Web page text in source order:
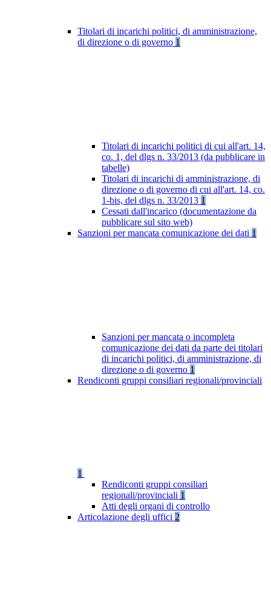
Titolari di incarichi politici, di amministrazione,
di direzione o di governo 1
Titolari di incarichi politici di cui all'art. 14,
co. 1, del dlgs n. 33/2013 (da pubblicare in
tabelle)
Titolari di incarichi di amministrazione, di
direzione o di governo di cui all'art. 14, co.
1-bis, del dlgs n. 33/2013 1
Cessati dall'incarico (documentazione da
pubblicare sul sito web)
Sanzioni per mancata comunicazione dei dati 1
Sanzioni per mancata o incompleta
comunicazione dei dati da parte dei titolari
di incarichi politici, di amministrazione, di
direzione o di governo 1
Rendiconti gruppi consiliari regionali/provinciali
1
Rendiconti gruppi consiliari
regionali/provinciali 1
Atti degli organi di controllo
Articolazione degli uffici 2